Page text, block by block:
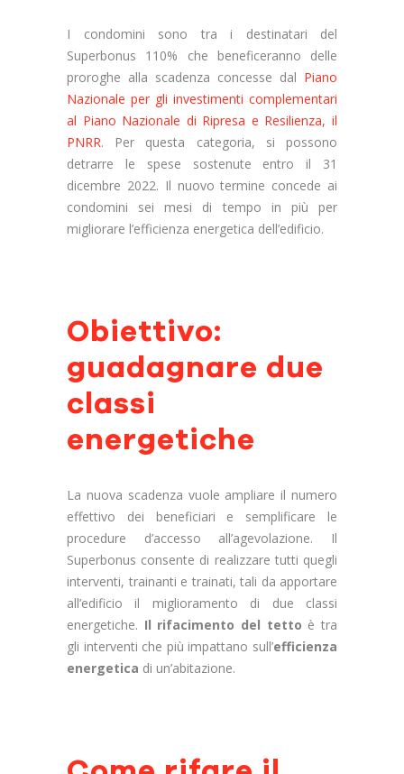
I condomini sono tra i destinatari del
Superbonus 110% che beneficeranno delle
proroghe alla scadenza concesse dal Piano
Nazionale per gli investimenti complementari
al Piano Nazionale di Ripresa e Resilienza, il
PNRR. Per questa categoria, si possono
detrarre le spese sostenute entro il 31
dicembre 2022. Il nuovo termine concede ai
condomini sei mesi di tempo in più per
migliorare l’efficienza energetica dell’edificio.
Obiettivo:
guadagnare due
classi
energetiche
La nuova scadenza vuole ampliare il numero
effettivo dei beneficiari e semplificare le
procedure d’accesso all’agevolazione. Il
Superbonus consente di realizzare tutti quegli
interventi, trainanti e trainati, tali da apportare
all’edificio il miglioramento di due classi
energetiche. Il rifacimento del tetto è tra
gli interventi che più impattano sull’efficienza
energetica di un’abitazione.